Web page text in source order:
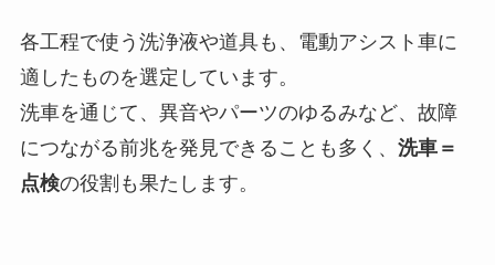
各工程で使う洗浄液や道具も、電動アシスト車に
適したものを選定しています。
洗車を通じて、異音やパーツのゆるみなど、故障
につながる前兆を発見できることも多く、 洗車＝
点検の役割も果たします。